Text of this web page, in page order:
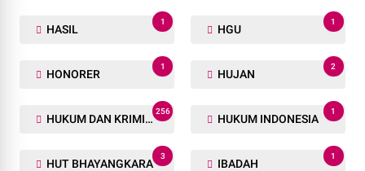
HASIL
1
HGU
1
HONORER
1
HUJAN
2
HUKUM DAN KRIMINAL
256
HUKUM INDONESIA
1
HUT BHAYANGKARA
3
IBADAH
1